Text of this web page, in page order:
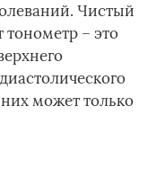
Чистый
тонометр – это
них может только